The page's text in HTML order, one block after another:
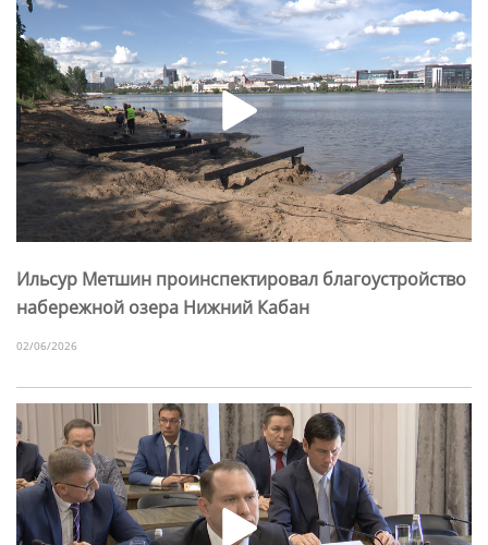
Ильсур Метшин проинспектировал благоустройство
набережной озера Нижний Кабан
02/06/2026